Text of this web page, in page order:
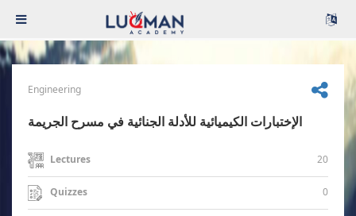
Engineering
الإختبارات الكيميائية للأدلة الجنائية في مسرح الجريمة
Lectures 20
Quizzes 0